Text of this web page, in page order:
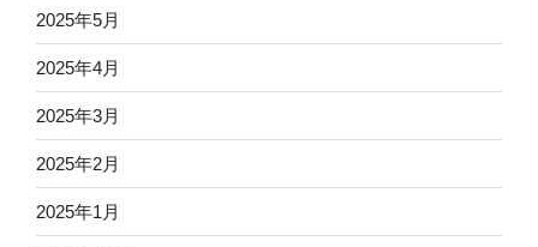
2025年5月
2025年4月
2025年3月
2025年2月
2025年1月